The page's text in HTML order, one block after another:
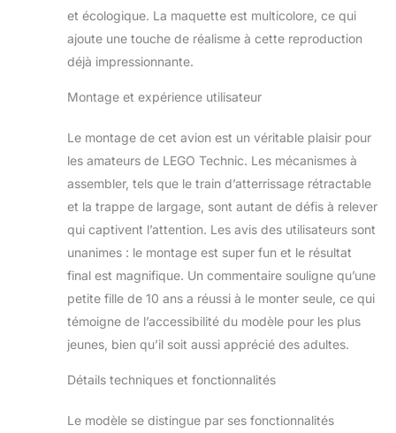
que des briques
LEGO représentant
construire l'avion et
fonctionne, ouvrir la
trappe pour libérer
les éléments d'eau
et apprendre à
incendies comme
de vrais pompiers !
Inspiré des
véritables avions
jouet, les enfants
peuvent l'exposer
comme décoration
prochaine mission
et écologique. La maquette est multicolore, ce qui
ajoute une touche de réalisme à cette reproduction
déjà impressionnante.
Montage et expérience utilisateur
Le montage de cet avion est un véritable plaisir pour
les amateurs de LEGO Technic. Les mécanismes à
assembler, tels que le train d’atterrissage rétractable
et la trappe de largage, sont autant de défis à relever
qui captivent l’attention. Les avis des utilisateurs sont
unanimes : le montage est super fun et le résultat
final est magnifique. Un commentaire souligne qu’une
petite fille de 10 ans a réussi à le monter seule, ce qui
témoigne de l’accessibilité du modèle pour les plus
jeunes, bien qu’il soit aussi apprécié des adultes.
Détails techniques et fonctionnalités
Le modèle se distingue par ses fonctionnalités